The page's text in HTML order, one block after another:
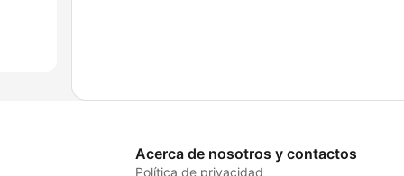
Acerca de nosotros y contactos
Política de privacidad